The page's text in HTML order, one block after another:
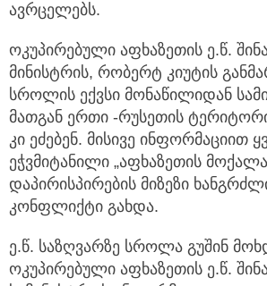
ავრცელებს.
ოკუპირებული აფხაზეთის ე.წ.
მინისტრის, რობერტ კიუტის
სროლის ექვსი მონაწილიდან
მათგან ერთი -რუსეთის
კი ეძებენ. მისივე ინფორმაციით
ეჭვმიტანილი „აფხაზეთის
დაპირისპირების მიზეზი
კონფლიქტი გახდა.
ე.წ. საზღვარზე სროლა გუშინ
ოკუპირებული აფხაზეთის ე.წ.